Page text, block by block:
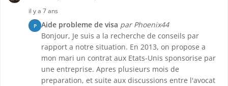
il y a 7 ans
P Aide probleme de visa par Phoenix44
Bonjour, Je suis a la recherche de conseils par
rapport a notre situation. En 2013, on propose a
mon mari un contrat aux Etats-Unis sponsorise par
une entreprise. Apres plusieurs mois de
preparation, et suite aux discussions entre l'avocat